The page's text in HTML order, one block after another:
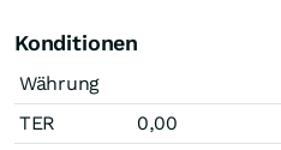
Konditionen
Währung
TER
0,00